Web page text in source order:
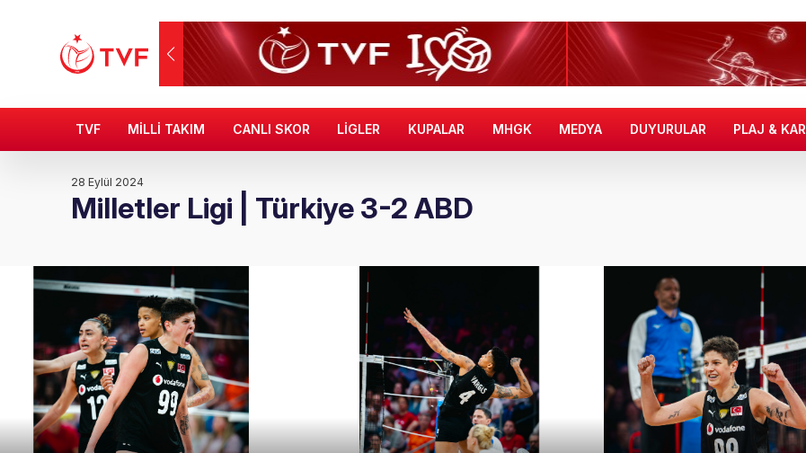
TVF MİLLİ TAKIM CANLI SKOR LİGLER KUPALAR MHGK MEDYA DUYURULAR PLAJ & KAR
28 Eylül 2024
Milletler Ligi | Türkiye 3-2 ABD